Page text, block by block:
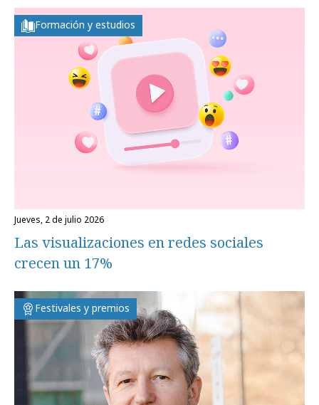
Formación y estudios
jueves, 2 de julio 2026
Las visualizaciones en redes sociales
crecen un 17%
Festivales y premios